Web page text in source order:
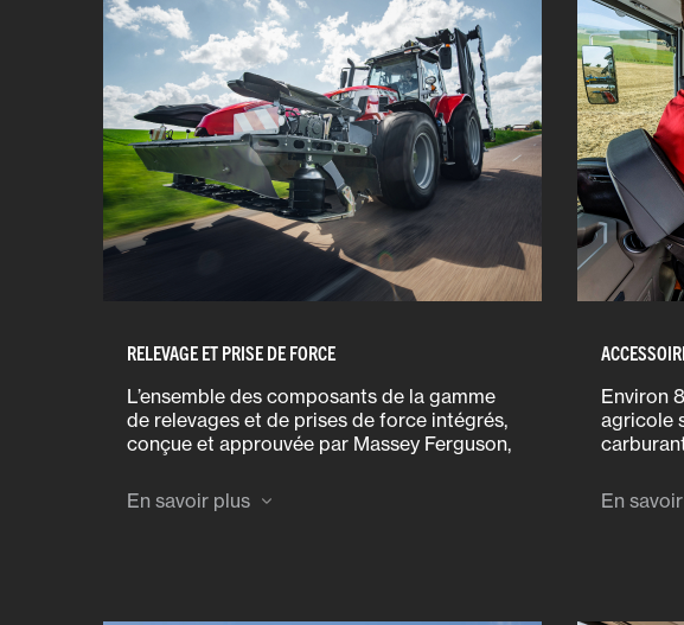
RELEVAGE ET PRISE DE FORCE
L’ensemble des composants de la gamme
de relevages et de prises de force intégrés,
conçue et approuvée par Massey Ferguson,
exigences de tolérance et de performance
élevées, et est d’une fiabilité à toute
En savoir plus
Environ
agricole
pouvez
réduire
En